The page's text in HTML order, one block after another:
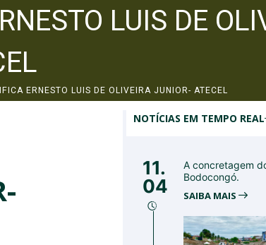
LUIS DE
ERNESTO LUIS DE OLIVEIRA JUNIOR- ATECEL
NOTÍCIAS EM TEMPO REAL
11.
04
A concretagem
Bodocongó.
SAIBA MAIS